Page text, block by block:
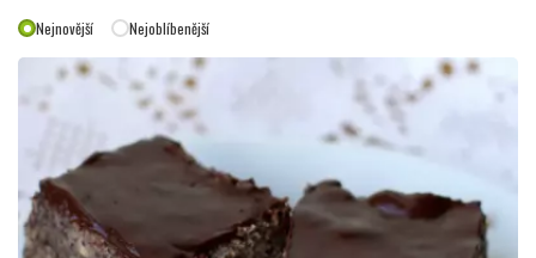
Nejnovější Nejoblíbenější